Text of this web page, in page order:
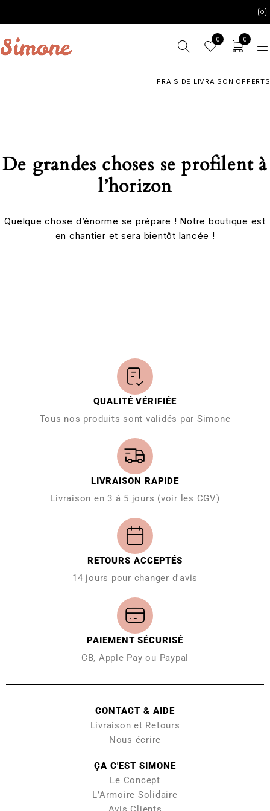
0 0
FRAIS DE LIVRAISON
De grandes choses se profilent à
l’horizon
Quelque chose d’énorme se prépare ! Notre boutique est
en chantier et sera bientôt lancée !
QUALITÉ VÉRIFIÉE
Tous nos produits sont validés par Simone
LIVRAISON RAPIDE
Livraison en 3 à 5 jours (voir les CGV)
RETOURS ACCEPTÉS
14 jours pour changer d'avis
PAIEMENT SÉCURISÉ
CB, Apple Pay ou Paypal
CONTACT & AIDE
Livraison et Retours
Nous écrire
ÇA C'EST SIMONE
Le Concept
L’Armoire Solidaire